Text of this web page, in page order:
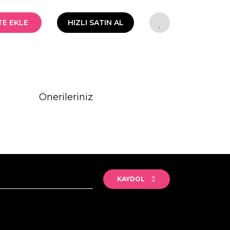
EKLE HIZLI SATIN AL
Önerileriniz
KAYDOL